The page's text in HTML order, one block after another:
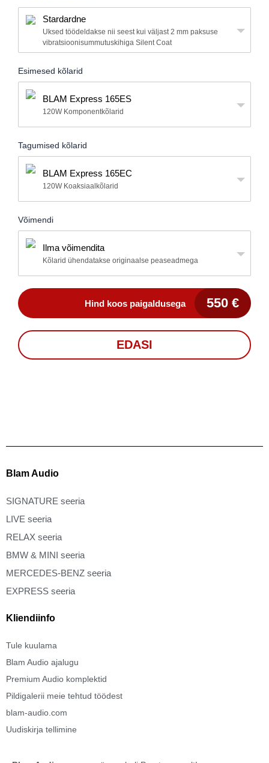
Stardardne
Uksed töödeldakse nii seest kui väljast 2 mm paksuse
vibratsioonisummutuskihiga Silent Coat
Esimesed kõlarid
BLAM Express 165ES
120W Komponentkõlarid
Tagumised kõlarid
BLAM Express 165EC
120W Koaksiaalkõlarid
Võimendi
Ilma võimendita
Kõlarid ühendatakse originaalse peaseadmega
Hind koos paigaldusega 550 €
EDASI
Auto mark, mudel (nõutav)
Blam Audio
SIGNATURE seeria
LIVE seeria
RELAX seeria
BMW & MINI seeria
MERCEDES-BENZ seeria
EXPRESS seeria
Kliendiinfo
Tule kuulama
Blam Audio ajalugu
Premium Audio komplektid
Pildigalerii meie tehtud töödest
blam-audio.com
Uudiskirja tellimine